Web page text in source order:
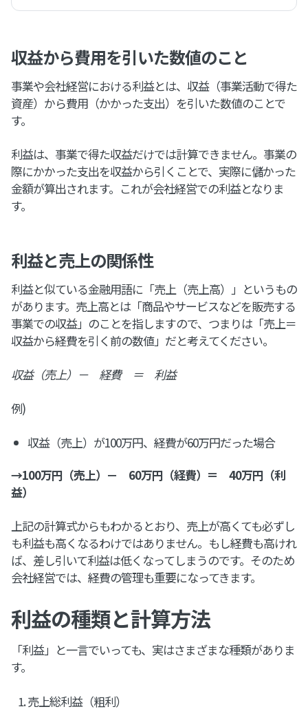
収益から費用を引いた数値のこと
事業や会社経営における利益とは、収益（事業活動で得た
資産）から費用（かかった支出）を引いた数値のことで
す。
利益は、事業で得た収益だけでは計算できません。事業の
際にかかった支出を収益から引くことで、実際に儲かった
金額が算出されます。これが会社経営での利益となりま
す。
利益と売上の関係性
利益と似ている金融用語に「売上（売上高）」というもの
があります。売上高とは「商品やサービスなどを販売する
事業での収益」のことを指しますので、つまりは「売上＝
収益から経費を引く前の数値」だと考えてください。
収益（売上）－ 経費 ＝ 利益
例)
収益（売上）が100万円、経費が60万円だった場合
→100万円（売上）－ 60万円（経費）＝ 40万円（利
益）
上記の計算式からもわかるとおり、売上が高くても必ずし
も利益も高くなるわけではありません。もし経費も高けれ
ば、差し引いて利益は低くなってしまうのです。そのため
会社経営では、経費の管理も重要になってきます。
利益の種類と計算方法
「利益」と一言でいっても、実はさまざまな種類がありま
す。
売上総利益（粗利）